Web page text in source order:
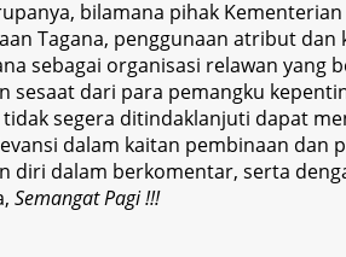
bilamana pihak
Tagana, penggunaan atribut
sebagai organisasi relawan
sesaat dari para pemangku
segera ditindaklanjuti dapat
dalam kaitan pembinaan dan
diri dalam berkomentar, serta
Semangat Pagi !!!